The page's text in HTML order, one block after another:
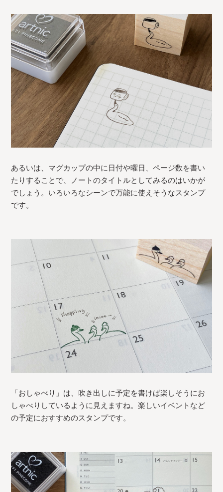
あるいは、マグカップの中に日付や曜日、ページ数を書い
たりすることで、ノートのタイトルとしてみるのはいかが
でしょう。いろいろなシーンで万能に使えそうなスタンプ
です。
「おしゃべり」は、吹き出しに予定を書けば楽しそうにお
しゃべりしているように見えますね。楽しいイベントなど
の予定におすすめのスタンプです。